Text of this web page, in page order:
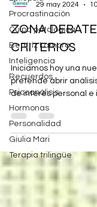
Procrastinación
Culpa patológica
Beatriz Lamora
Inteligencia
Recuerdos
Psicoanálisis
Hormonas
Personalidad
Giulia Mari
Terapia trilingüe
Centro de
ZONA
CRITERIOS
Iniciamos hoy una
pretende abrir
de interés personal e